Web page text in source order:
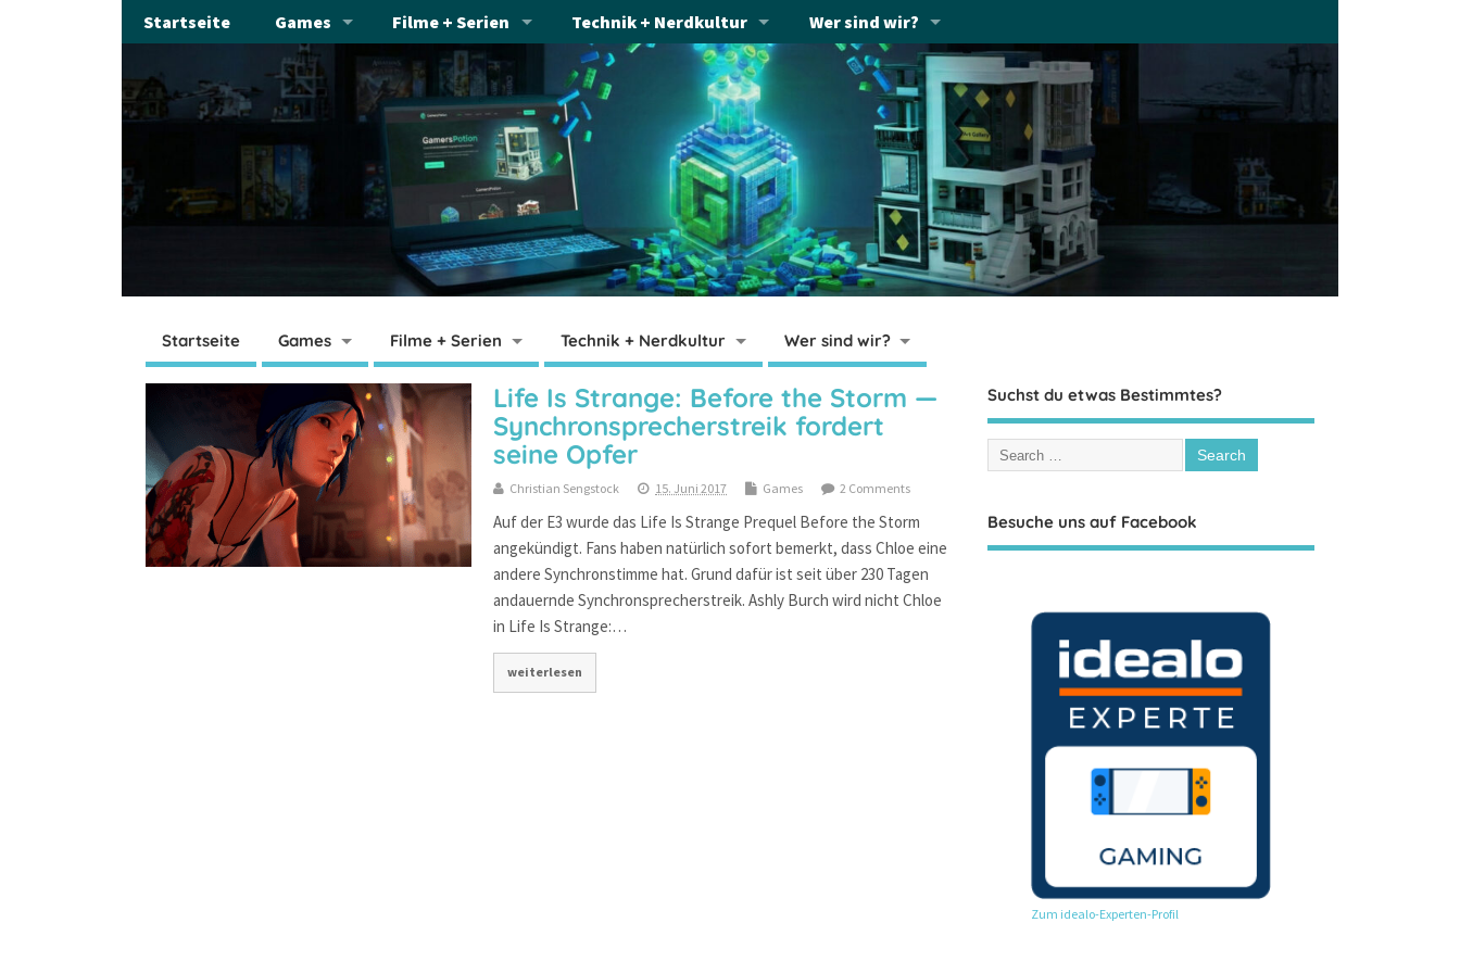
Startseite Games Filme + Serien Technik + Nerdkultur Wer sind wir?
Startseite Games Filme + Serien Technik + Nerdkultur Wer sind wir?
Life Is Strange: Before the Storm —
Synchronsprecherstreik fordert
seine Opfer
Christian Sengstock 15. Juni 2017 Games 2 Comments
Auf der E3 wurde das Life Is Strange Prequel Before the Storm
angekündigt. Fans haben natürlich sofort bemerkt, dass Chloe eine
andere Synchronstimme hat. Grund dafür ist seit über 230 Tagen
andauernde Synchronsprecherstreik. Ashly Burch wird nicht Chloe
in Life Is Strange:…
weiterlesen
Suchst du etwas Bestimmtes?
Besuche uns auf Facebook
Zum idealo-Experten-Profil